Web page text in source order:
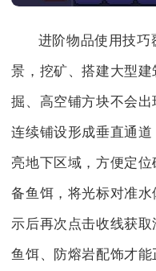
进阶物品使用技巧
景，挖矿、搭建大型
掘、高空铺方块不会
连续铺设形成垂直通
亮地下区域，方便定
备鱼饵，将光标对准
示后再次点击收线获
鱼饵、防熔岩配饰才能